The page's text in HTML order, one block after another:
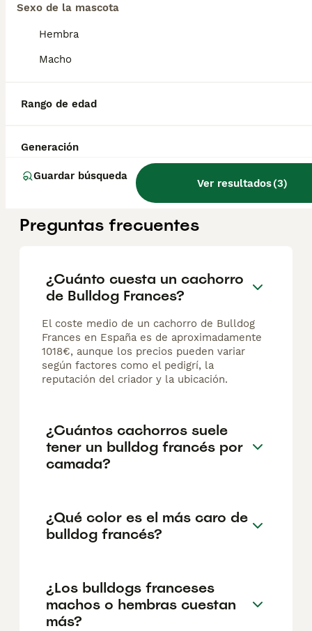
Sexo de la mascota
Hembra
Macho
Rango de edad
Generación
Guardar búsqueda
Ver resultados(3)
Bulldog francés blue y merle
Edad Sexo Precio
Preguntas frecuentes
¿Cuánto cuesta un cachorro
de Bulldog Frances?
El coste medio de un cachorro de Bulldog
Frances en España es de aproximadamente
1018€, aunque los precios pueden variar
según factores como el pedigrí, la
reputación del criador y la ubicación.
¿Cuántos cachorros suele
tener un bulldog francés por
camada?
¿Qué color es el más caro de
bulldog francés?
¿Los bulldogs franceses
machos o hembras cuestan
más?